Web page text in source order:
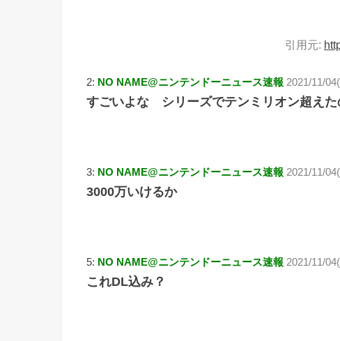
引用元:
2: NO NAME@ニンテンドーニュース速報 2021/11/
すごいよな シリーズでテンミリオン超えた
3: NO NAME@ニンテンドーニュース速報 2021/11/
3000万いけるか
5: NO NAME@ニンテンドーニュース速報 2021/11/
これDL込み？